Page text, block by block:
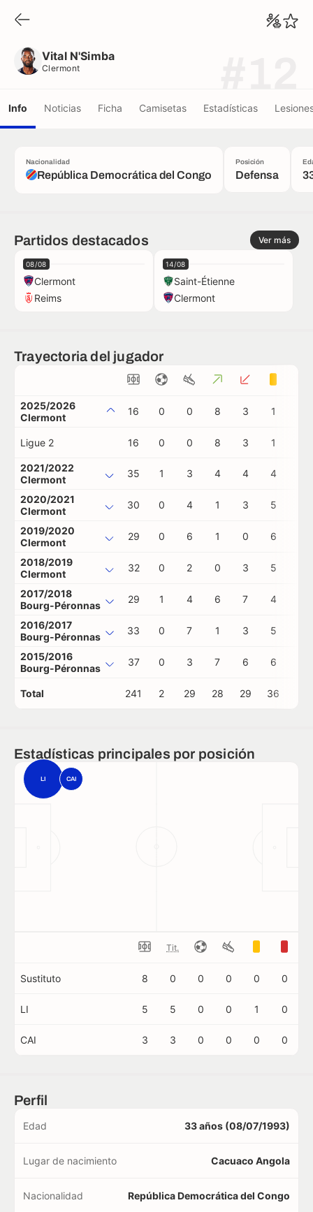
Vital N'Simba
Clermont
Info Noticias Ficha Camisetas Estadísticas
Nacionalidad
República Democrática del Congo
Posición
Defensa
Partidos destacados Ver más
08/08
Clermont
Reims
14/08
Saint-Étienne
Clermont
Trayectoria del jugador
2025/2026
Clermont
16 0 0 8 3 1
Ligue 2 16 0 0 8 3 1
2021/2022
Clermont
35 1 3 4 4 4
2020/2021
Clermont
30 0 4 1 3 5
2019/2020
Clermont
29 0 6 1 0 6
2018/2019
Clermont
32 0 2 0 3 5
2017/2018
Bourg-Péronnas
29 1 4 6 7 4
2016/2017
Bourg-Péronnas
33 0 7 1 3 5
2015/2016
Bourg-Péronnas
37 0 3 7 6 6
Total 241 2 29 28 29 36
Estadísticas principales por posición
LI CAI
Tit.
Sustituto 8 0 0 0 0 0
LI 5 5 0 0 1 0
CAI 3 3 0 0 0 0
Perfil
Edad 33 años (08/07/1993)
Lugar de nacimiento Cacuaco Angola
Nacionalidad República Democrática del Congo